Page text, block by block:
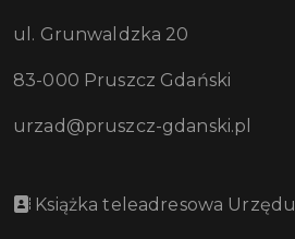
ul. Grunwaldzka 20
83-000 Pruszcz Gdański
urzad@pruszcz-gdanski.pl
Książka teleadresowa Urzędu